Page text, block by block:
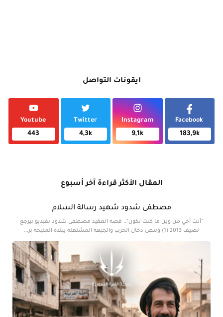
ايقونات التواصل
Facebook
183,9k
Instagram
9,1k
Twitter
4,3k
Youtube
443
المقال الأكثر قراءة آخر أسبوع
مصطفى شدود شهيد رسالة السلام
"أنت أخي من وين ما كنت تكون".. قصة العقيد مصطفى شدود بفيديو بيرجع
لصيف 2013 (1) وبنص دخان الحرب والجبهة المشتعلة ببلدة المليحة بر...